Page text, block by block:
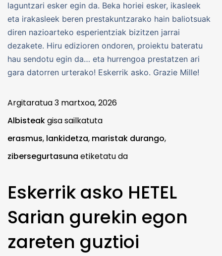
laguntzari esker egin da. Beka horiei esker, ikasleek
eta irakasleek beren prestakuntzarako hain baliotsuak
diren nazioarteko esperientziak bizitzen jarrai
dezakete. Hiru edizioren ondoren, proiektu bateratu
hau sendotu egin da… eta hurrengoa prestatzen ari
gara datorren urterako! Eskerrik asko. Grazie Mille!
Argitaratua3 martxoa, 2026
Albisteakgisa sailkatuta
erasmus, lankidetza, maristak durango,
zibersegurtasuna etiketatu da
Eskerrik asko HETEL
Sarian gurekin egon
zareten guztioi